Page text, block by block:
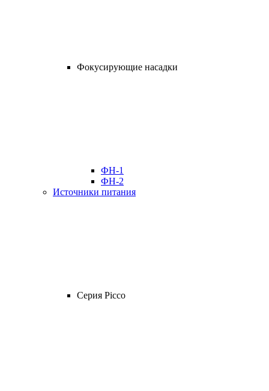
Фокусирующие насадки
ФН-1
ФН-2
Источники питания
Серия Picco